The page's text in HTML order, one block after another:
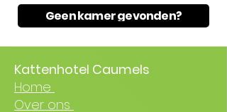
Geen kamer gevonden?
Kattenhotel Caumels
Home
Over ons